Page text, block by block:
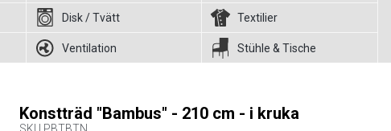
Disk / Tvätt Textilier
Ventilation Stühle & Tische
Konstträd "Bambus" - 210 cm - i kruka